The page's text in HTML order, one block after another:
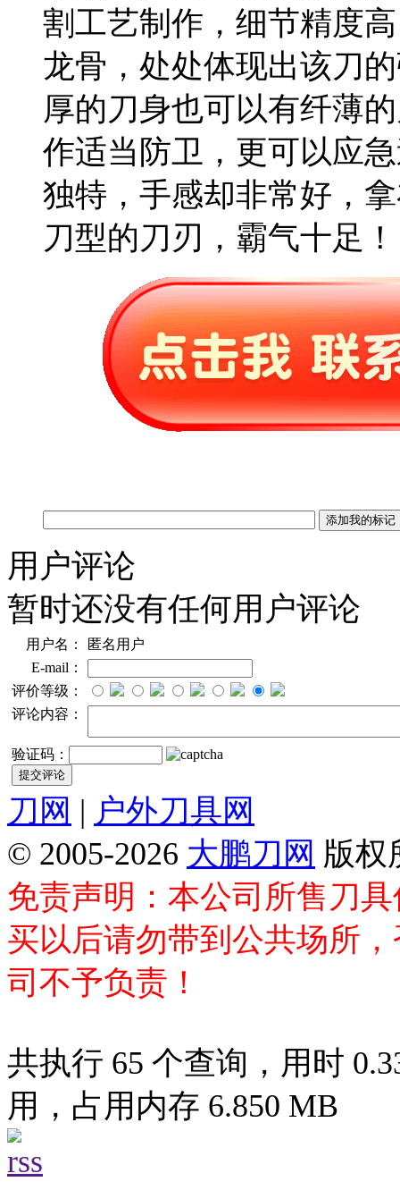
割工艺制作，细节精度
龙骨，处处体现出该刀
厚的刀身也可以有纤薄
作适当防卫，更可以应
独特，手感却非常好，
刀型的刀刃，霸气十足！
用户评论
暂时还没有任何用户评论
用户名：
匿名用户
E-mail：
评价等级：
评论内容：
验证码：
刀网 | 户外刀具网
© 2005-2026 大鹏刀网 版权
免责声明：本公司所售刀
买以后请勿带到公共场所
司不予负责！
共执行 65 个查询，用时
用，占用内存 6.850 MB